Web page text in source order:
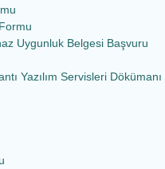
Uygunluk Belgesi Başvuru
Yazılım Servisleri Dökümanı